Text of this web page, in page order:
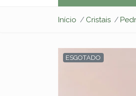
Início Cristais
ESGOTADO